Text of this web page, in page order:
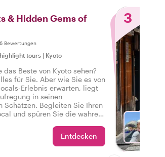
& Hidden Gems of
Bewertungen
tours | Kyoto
das Beste von Kyoto sehen?
für Sie. Aber wie Sie es von
Erlebnis erwarten, liegt
in seinen
Schätzen. Begleiten Sie Ihren
und spüren Sie die wahre
hat, damit Sie sagen
das echte Kyoto erlebt!
Entdecken
3